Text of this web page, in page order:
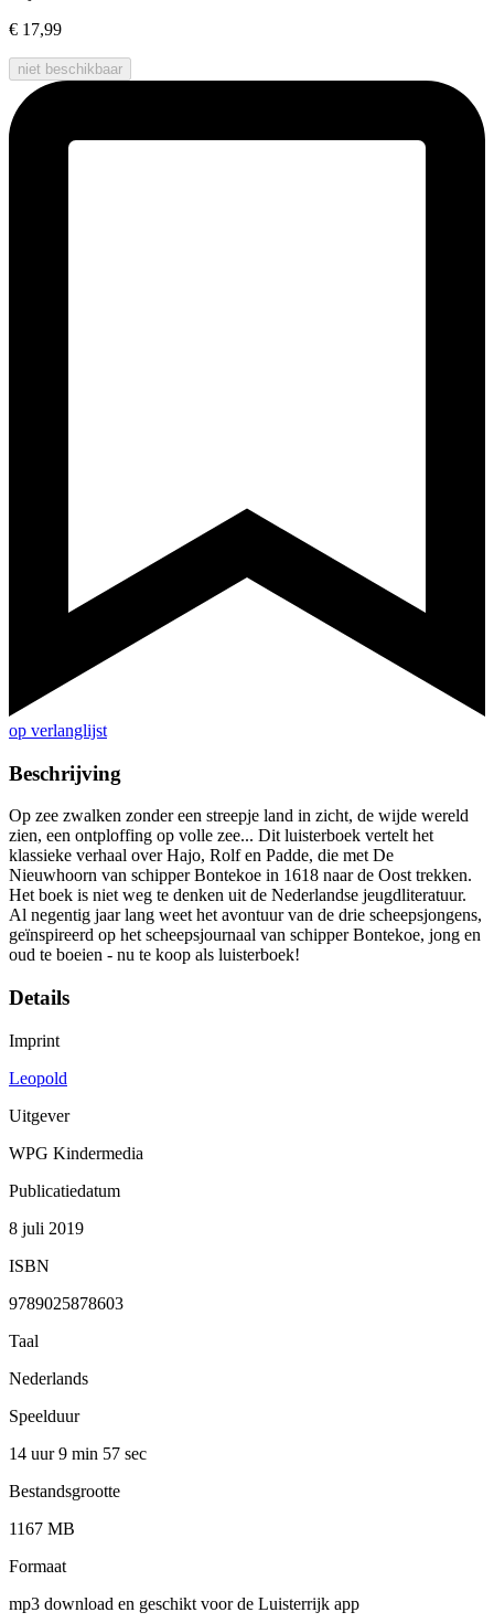
€ 17,99
niet beschikbaar
op verlanglijst
Beschrijving
Op zee zwalken zonder een streepje land in zicht, de wijde wereld
zien, een ontploffing op volle zee... Dit luisterboek vertelt het
klassieke verhaal over Hajo, Rolf en Padde, die met De
Nieuwhoorn van schipper Bontekoe in 1618 naar de Oost trekken.
Het boek is niet weg te denken uit de Nederlandse jeugdliteratuur.
Al negentig jaar lang weet het avontuur van de drie scheepsjongens,
geïnspireerd op het scheepsjournaal van schipper Bontekoe, jong en
oud te boeien - nu te koop als luisterboek!
Details
Imprint
Leopold
Uitgever
WPG Kindermedia
Publicatiedatum
8 juli 2019
ISBN
9789025878603
Taal
Nederlands
Speelduur
14 uur 9 min 57 sec
Bestandsgrootte
1167 MB
Formaat
mp3 download en geschikt voor de Luisterrijk app